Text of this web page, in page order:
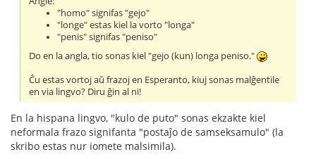
"homo" signifas "gejo"
"longe" estas kiel la vorto "longa"
"penis" signifas "peniso"
Do en la angla, tio sonas kiel "gejo (kun) longa peniso."
Ĉu estas vortoj aŭ frazoj en Esperanto, kiuj sonas malĝentile
en via lingvo? Diru ĝin al ni!
En la hispana lingvo, "kulo de puto" sonas ekzakte kiel
neformala frazo signifanta "postaĵo de samseksamulo" (la
skribo estas nur iomete malsimila).